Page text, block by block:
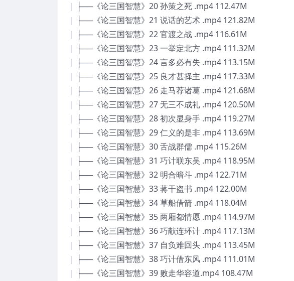
| ├──《论三国智慧》20 孙策之死 .mp4 112.47M
| ├──《论三国智慧》21 说话的艺术 .mp4 121.82M
| ├──《论三国智慧》22 官渡之战 .mp4 116.61M
| ├──《论三国智慧》23 一举定北方 .mp4 111.32M
| ├──《论三国智慧》24 言多必有失 .mp4 113.15M
| ├──《论三国智慧》25 良才甚择主 .mp4 117.33M
| ├──《论三国智慧》26 走马荐诸葛 .mp4 121.68M
| ├──《论三国智慧》27 无三不成礼 .mp4 120.50M
| ├──《论三国智慧》28 初次显身手 .mp4 119.27M
| ├──《论三国智慧》29 仁义的是非 .mp4 113.69M
| ├──《论三国智慧》30 舌战群儒 .mp4 115.26M
| ├──《论三国智慧》31 巧计联东吴 .mp4 118.95M
| ├──《论三国智慧》32 明合暗斗 .mp4 122.71M
| ├──《论三国智慧》33 蒋干盗书 .mp4 122.00M
| ├──《论三国智慧》34 草船借箭 .mp4 118.04M
| ├──《论三国智慧》35 两厢都情愿 .mp4 114.97M
| ├──《论三国智慧》36 巧献连环计 .mp4 117.13M
| ├──《论三国智慧》37 自负难回头 .mp4 113.45M
| ├──《论三国智慧》38 巧计借东风 .mp4 111.01M
| ├──《论三国智慧》39 败走华容道.mp4 108.47M